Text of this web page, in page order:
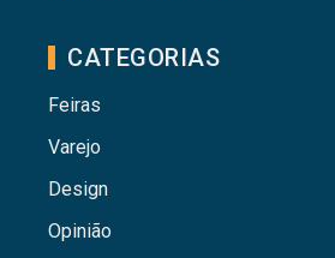
CATEGORIAS
Feiras
Varejo
Design
Opinião